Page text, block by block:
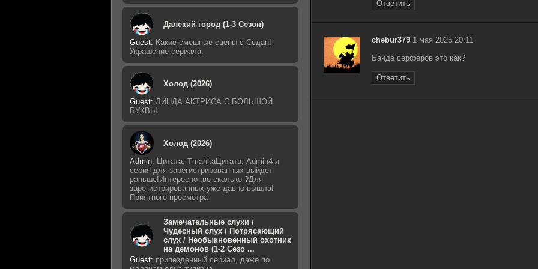
Ответить
chebur3791 мая 2025 20:11
Банда серферов это как?
Ответить
Далекий город (1-3 Сезон)
Guest: Какие смешные сцены с Седан!
Украшение сериала.
Холод (2026)
Guest: ЛИНДА АКТРИСА С БОЛЬШОЙ
БУКВЫ
Холод (2026)
Admin: Цитата: TmahitaЦитата: Admin4-я
серия для зарегистрированных выйдет
раньше!Интересно ,во сколько ?Для
зарегистрированных уже давно вышла!
Приятного просмотра
Замечательные слухи /
Чудесный слух / Потрясающий
слух / Необыкновенный охотник
на демонов (1-2 Сезо ...
Guest: припезденный сериал, даже по